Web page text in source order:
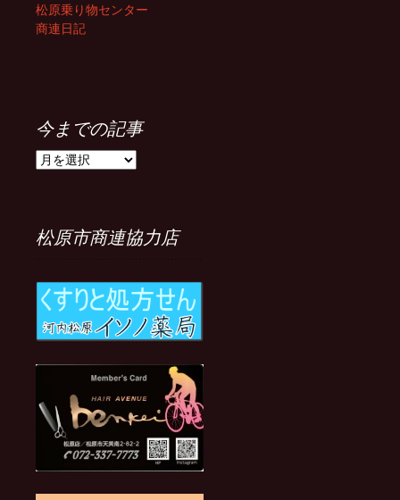
松原乗り物センター
商連日記
今までの記事
今
記
事
松原市商連協力店